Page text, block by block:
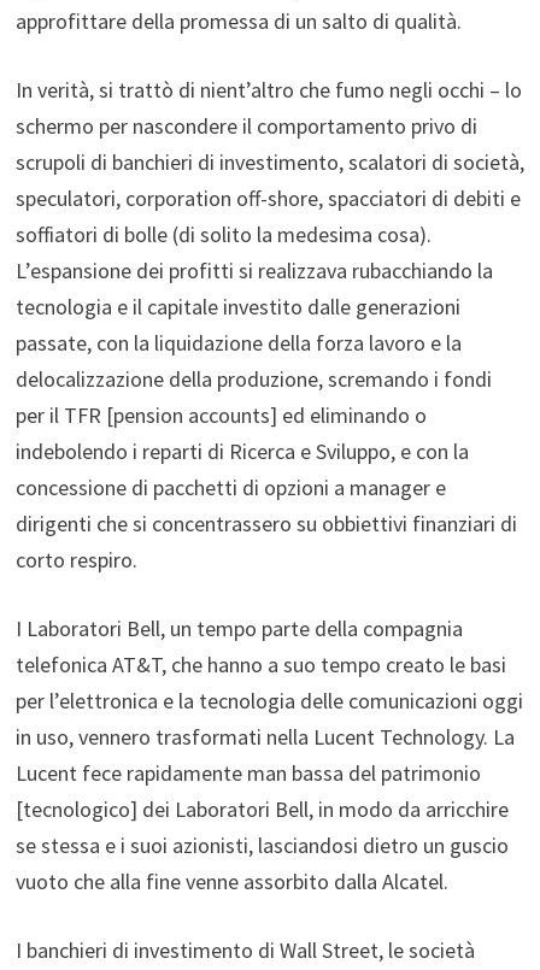
approfittare della promessa di un salto di qualità.
In verità, si trattò di nient’altro che fumo negli occhi – lo
schermo per nascondere il comportamento privo di
scrupoli di banchieri di investimento, scalatori di società,
speculatori, corporation off-shore, spacciatori di debiti e
soffiatori di bolle (di solito la medesima cosa).
L’espansione dei profitti si realizzava rubacchiando la
tecnologia e il capitale investito dalle generazioni
passate, con la liquidazione della forza lavoro e la
delocalizzazione della produzione, scremando i fondi
per il TFR [pension accounts] ed eliminando o
indebolendo i reparti di Ricerca e Sviluppo, e con la
concessione di pacchetti di opzioni a manager e
dirigenti che si concentrassero su obbiettivi finanziari di
corto respiro.
I Laboratori Bell, un tempo parte della compagnia
telefonica AT&T, che hanno a suo tempo creato le basi
per l’elettronica e la tecnologia delle comunicazioni oggi
in uso, vennero trasformati nella Lucent Technology. La
Lucent fece rapidamente man bassa del patrimonio
[tecnologico] dei Laboratori Bell, in modo da arricchire
se stessa e i suoi azionisti, lasciandosi dietro un guscio
vuoto che alla fine venne assorbito dalla Alcatel.
I banchieri di investimento di Wall Street, le società